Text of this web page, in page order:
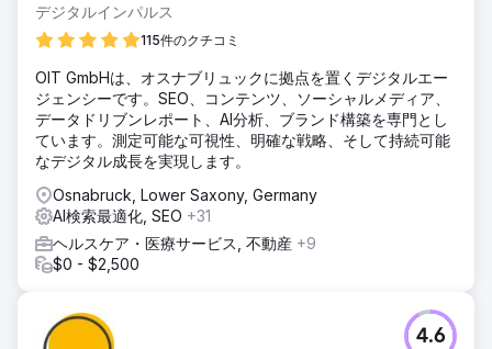
デジタルインパルス
115件のクチコミ
OIT GmbHは、オスナブリュックに拠点を置くデジタルエー
ジェンシーです。SEO、コンテンツ、ソーシャルメディア、
データドリブンレポート、AI分析、ブランド構築を専門とし
ています。測定可能な可視性、明確な戦略、そして持続可能
なデジタル成長を実現します。
Osnabruck, Lower Saxony, Germany
AI検索最適化, SEO +31
ヘルスケア・医療サービス, 不動産 +9
$0 - $2,500
4.6